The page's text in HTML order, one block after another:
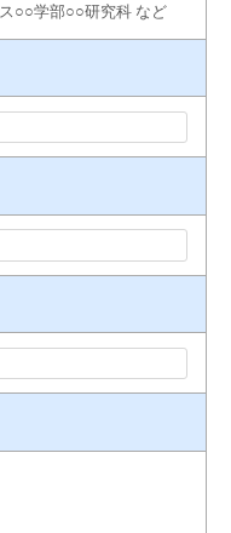
○○学部○○研究科 など